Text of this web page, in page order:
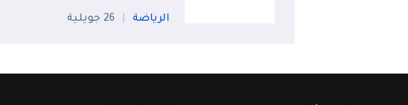
الرياضة 26 جويلية